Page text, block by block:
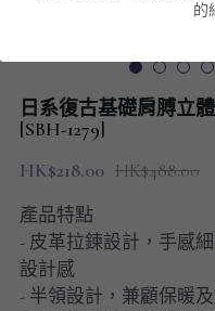
棒球外套
夾棉外套
連帽衛衣
長褲
九分褲
短褲
日系復古基礎肩膊立
[SBH-1279]
HK$218.00 HK$488.00
產品特點
- 皮革拉鍊設計，手感
設計感
- 半領設計，兼顧保暖
配飾
頸鏈
男裝長袖T-SHIRT
HOT ITEMS
的